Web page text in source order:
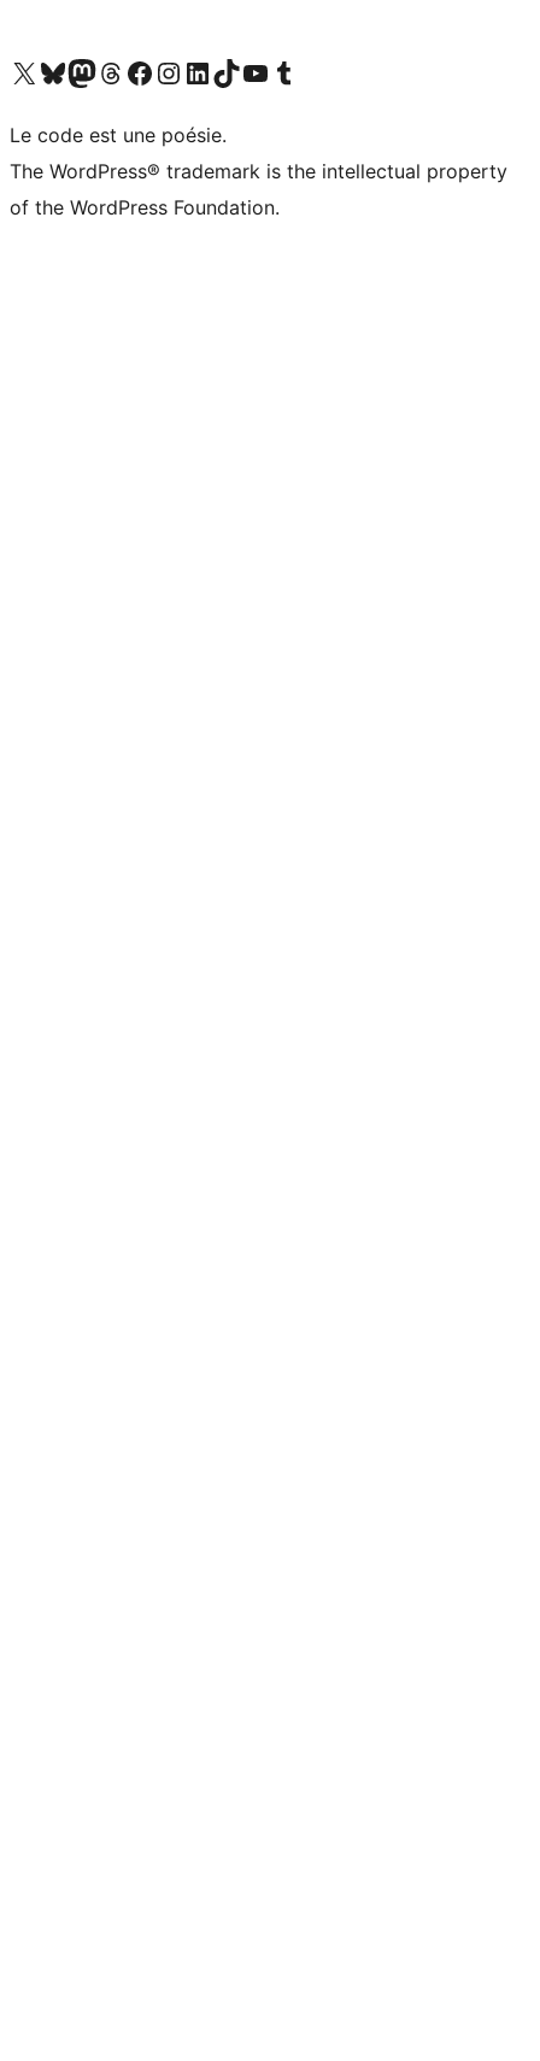
Visit our X (formerly Twitter) account
Visitez notre compte Bluesky
Visit our Mastodon account
Visitez notre compte Threads
Visit our Facebook page
Visit our Instagram account
Visit our LinkedIn account
Visitez notre compte TikTok
Visit our YouTube channel
Visitez notre compte Tumblr
Le code est une poésie.
The WordPress® trademark is the intellectual property
of the WordPress Foundation.